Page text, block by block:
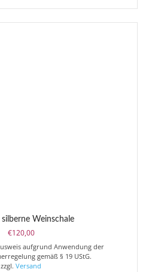
Weinschale
€120,00
aufgrund Anwendung der
gemäß § 19 UStG.
zzgl. Versand